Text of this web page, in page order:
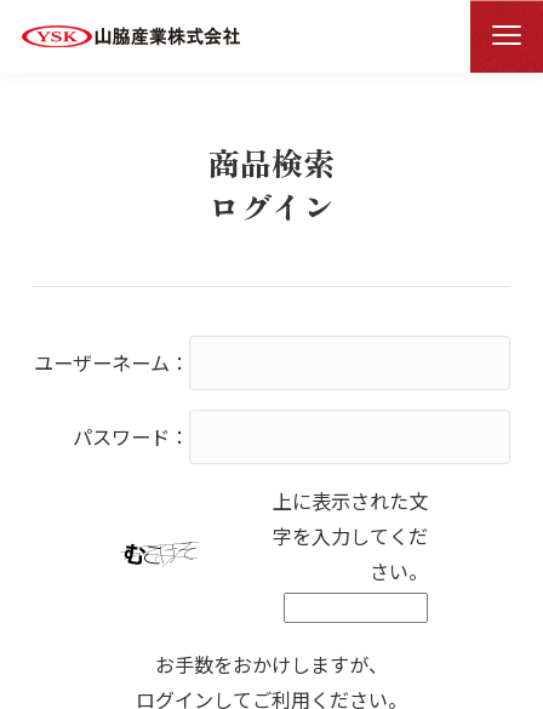
HOME 商品検索ログイン
商品検索
ログイン
ユーザーネーム：
パスワード：
上に表示された文
字を入力してくだ
さい。
お手数をおかけしますが、
ログインしてご利用ください。